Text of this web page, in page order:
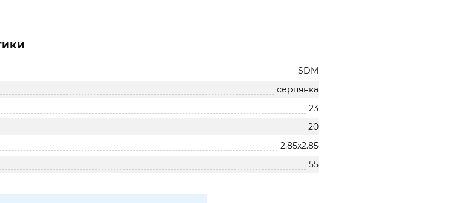
SDM
серпянка
23
20
2.85х2.85
55